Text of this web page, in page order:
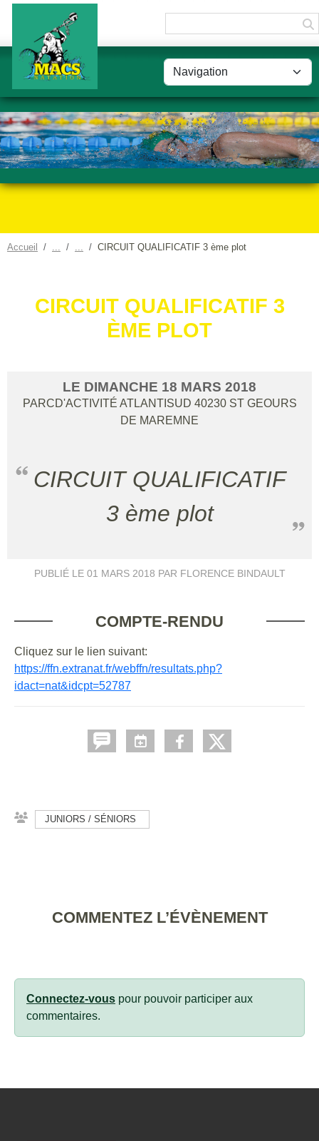
Accueil CIRCUIT QUALIFICATIF 3 ème plot
CIRCUIT QUALIFICATIF 3
ÈME PLOT
LE DIMANCHE 18 MARS 2018
PARCD'ACTIVITÉ ATLANTISUD 40230 ST GEOURS
DE MAREMNE
CIRCUIT QUALIFICATIF
3 ème plot
PUBLIÉ LE 01 MARS 2018 PAR FLORENCE BINDAULT
COMPTE-RENDU
Cliquez sur le lien suivant:
https://ffn.extranat.fr/webffn/resultats.php?
idact=nat&idcpt=52787
JUNIORS / SÉNIORS
COMMENTEZ L’ÉVÈNEMENT
Connectez-vous pour pouvoir participer aux
commentaires.